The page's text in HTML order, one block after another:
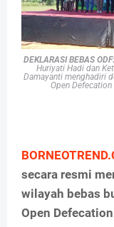
DEKLARASI BEBAS ODF:
Huriyati Hadi dan
Damayanti menghadiri
Open
secara resmi
wilayah bebas
Open